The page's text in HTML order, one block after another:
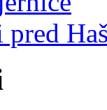
pred